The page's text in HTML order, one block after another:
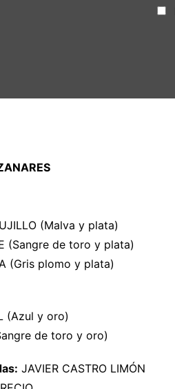
(Malva y plata)
(Sangre de toro y plata)
(Gris plomo y plata)
(Azul y oro)
de toro y oro)
JAVIER CASTRO LIMÓN